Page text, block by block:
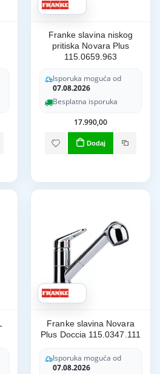
Franke slavina niskog
pritiska Novara Plus
115.0659.963
Isporuka moguća od
07.08.2026
Besplatna isporuka
17.990,00
Dodaj
Franke slavina Novara
Plus Doccia 115.0347.111
Isporuka moguća od
07.08.2026